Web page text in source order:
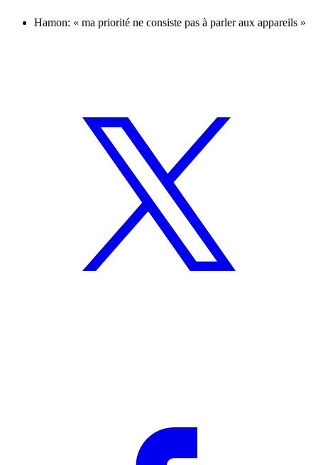
Hamon: « ma priorité ne consiste pas à parler aux appareils »